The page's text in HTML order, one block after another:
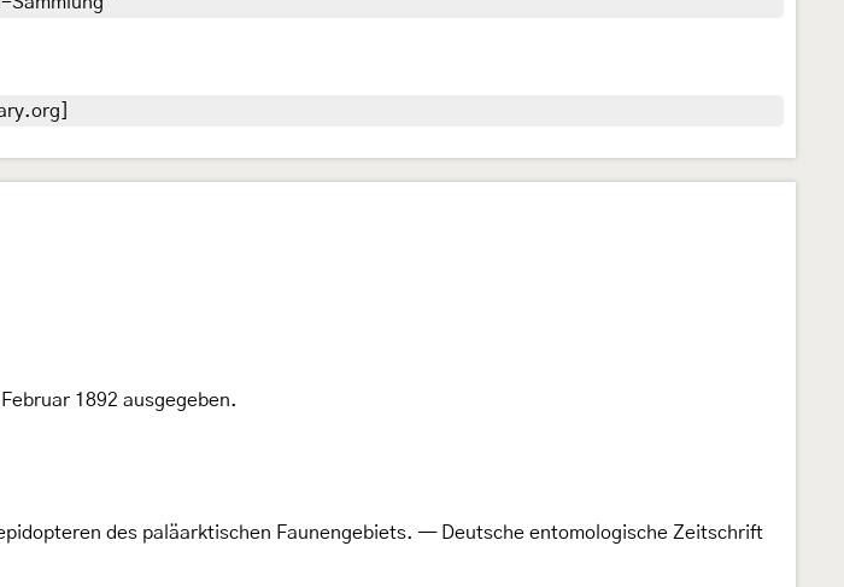
1892 ausgegeben.
des paläarktischen Faunengebiets. — Deutsche entomologische Zeitschrift